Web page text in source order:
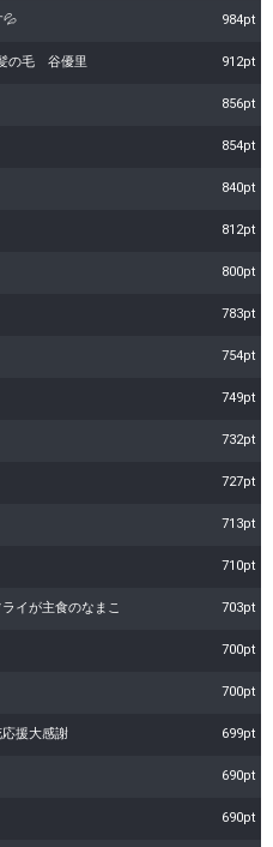
💦 984pt
の毛 谷優里 912pt
856pt
854pt
840pt
812pt
800pt
783pt
754pt
749pt
732pt
727pt
713pt
710pt
イが主食のなまこ 703pt
700pt
700pt
援大感謝 699pt
690pt
690pt